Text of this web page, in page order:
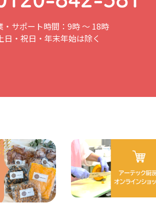
・サポート時間：9時 〜 18時
日・祝日・年末年始は除く